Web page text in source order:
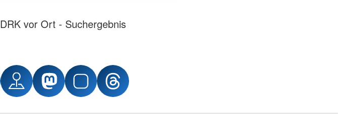
DRK vor Ort - Suchergebnis